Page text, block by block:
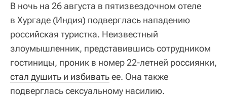
В ночь на 26 августа в пятизвездочном отеле
в Хургаде (Индия) подверглась нападению
российская туристка. Неизвестный
злоумышленник, представившись сотрудником
гостиницы, проник в номер 22‑летней россиянки,
стал душить и избиватьее. Она также
подверглась сексуальному насилию.